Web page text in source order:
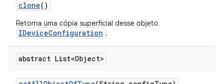
clone()
Retorna uma cópia superficial desse objeto
IDeviceConfiguration .
abstract List<Object>